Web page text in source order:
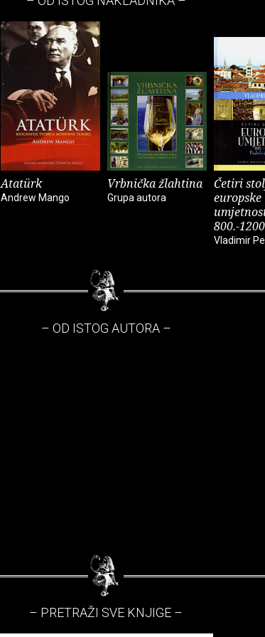
Atatürk
Andrew Mango
Vrbnička žlahtina
Grupa autora
Četiri
europske
800.-
Vladimir
– OD ISTOG AUTORA –
– PRETRAŽI SVE KNJIGE –